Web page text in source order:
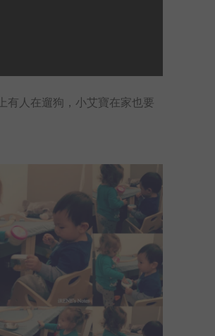
有人在遛狗，小艾寶在家也要